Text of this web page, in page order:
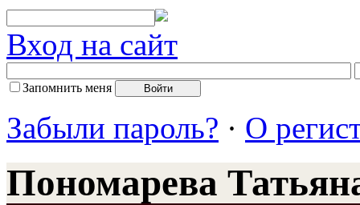
Вход на сайт
Запомнить меня
Забыли пароль? · О
Пономарева